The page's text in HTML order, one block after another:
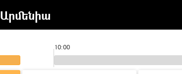
Արմենիա
10:00